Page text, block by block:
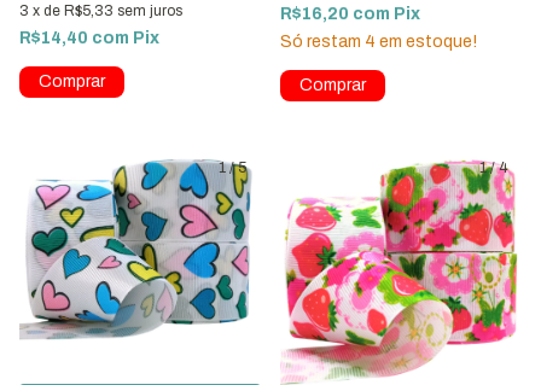
3 x de R$5,33 sem juros
R$14,40 com Pix
R$16,20 com Pix
Só restam 4 em estoque!
1/5 1/4